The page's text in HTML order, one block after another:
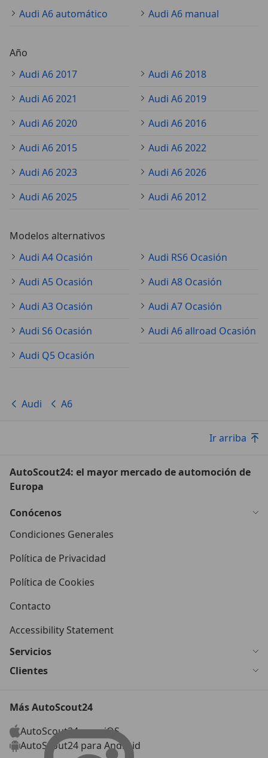
Audi A6 automático
Audi A6 manual
Año
Audi A6 2017
Audi A6 2018
Audi A6 2021
Audi A6 2019
Audi A6 2020
Audi A6 2016
Audi A6 2015
Audi A6 2022
Audi A6 2023
Audi A6 2026
Audi A6 2025
Audi A6 2012
Modelos alternativos
Audi A4 Ocasión
Audi RS6 Ocasión
Audi A5 Ocasión
Audi A8 Ocasión
Audi A3 Ocasión
Audi A7 Ocasión
Audi S6 Ocasión
Audi A6 allroad Ocasión
Audi Q5 Ocasión
Audi A6
Ir arriba
AutoScout24: el mayor mercado de automoción de
Europa
Conócenos
Condiciones Generales
Política de Privacidad
Política de Cookies
Contacto
Accessibility Statement
Servicios
Clientes
Más AutoScout24
AutoScout24 para iOS
AutoScout24 para Android